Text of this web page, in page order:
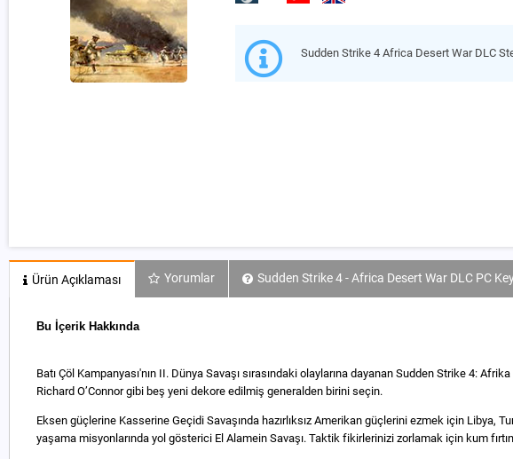
Sudden Strike 4 Africa Desert War DLC
Ürün Açıklaması Yorumlar Sudden Strike 4 - Africa Desert War DLC PC
Bu İçerik Hakkında
Batı Çöl Kampanyası'nın II. Dünya Savaşı sırasındaki olaylarına dayanan Sudden Strike 4:
Richard O’Connor gibi beş yeni dekore edilmiş generalden birini seçin.
Eksen güçlerine Kasserine Geçidi Savaşında hazırlıksız Amerikan güçlerini ezmek için Libya,
yaşama misyonlarında yol gösterici El Alamein Savaşı. Taktik fikirlerinizi zorlamak için kum